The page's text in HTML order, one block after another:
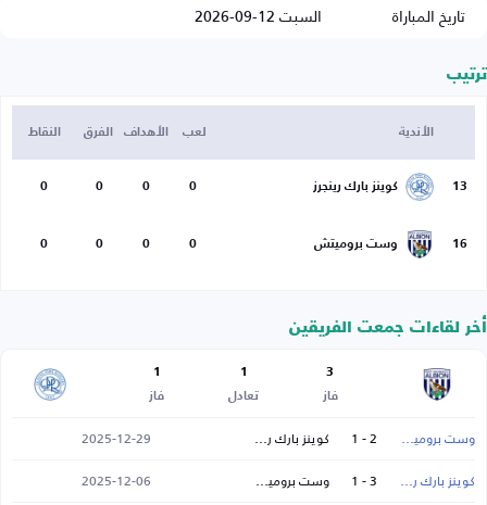
تاريخ المباراة
السبت 12-09-2026
ترتيب
الأندية لعب الأهداف الفرق النقاط
13 كوينز بارك رينجرز 0
0
0
0
16 وست بروميتش 0
0
0
0
أخر لقاءات جمعت الفريقين
3
فاز
1
تعادل
1
فاز
وست بروميتش 2 - 1 كوينز بارك رينجرز
2025-12-29
كوينز بارك رينجرز
3 - 1 وست بروميتش
2025-12-06